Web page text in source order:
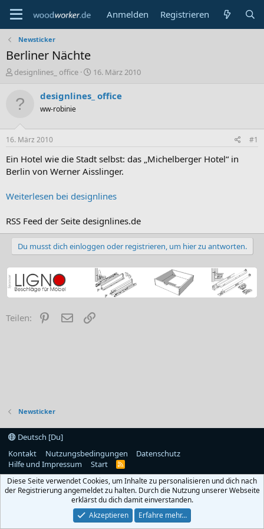
Anmelden Registrieren
Newsticker
Berliner Nächte
E
t
e
r
designlines_ office
E
t
a
16. März 2010
designlines_ office
ww-robinie
16. März 2010 #1
Ein Hotel wie die Stadt selbst: das „Michelberger Hotel“ in
Berlin von Werner Aisslinger.
Weiterlesen bei designlines
RSS Feed der Seite designlines.de
Du musst dich einloggen oder registrieren, um hier zu antworten.
Teilen: PinterestE-Mail
Newsticker
Deutsch [Du]
Kontakt
Nutzungsbedingungen
Datenschutz
Hilfe und Impressum
Start
R
S
Diese Seite verwendet Cookies, um Inhalte zu personalisieren und dich nach
der Registrierung angemeldet zu halten. Durch die Nutzung unserer Webseite
erklärst du dich damit einverstanden.
Akzeptieren
Erfahre mehr…